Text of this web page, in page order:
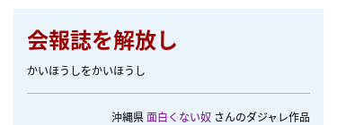
会報誌を解放し
かいほうしをかいほうし
沖縄県面白くない奴 さんのダジャレ作品